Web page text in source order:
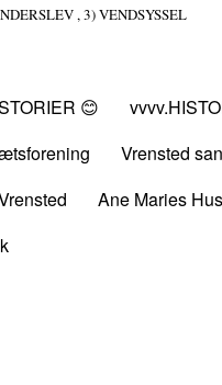
, 3) VENDSYSSEL
😊
Vrensted
Ane Maries